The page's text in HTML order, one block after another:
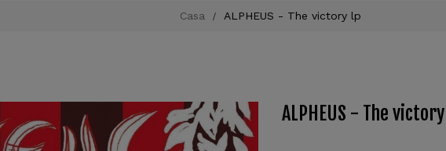
Casa ALPHEUS - The victory lp
ALPHEUS - The